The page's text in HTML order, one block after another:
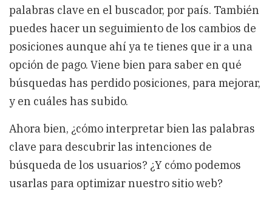
palabras clave en el buscador, por país. También
puedes hacer un seguimiento de los cambios de
posiciones aunque ahí ya te tienes que ir a una
opción de pago. Viene bien para saber en qué
búsquedas has perdido posiciones, para mejorar,
y en cuáles has subido.
Ahora bien, ¿cómo interpretar bien las palabras
clave para descubrir las intenciones de
búsqueda de los usuarios? ¿Y cómo podemos
usarlas para optimizar nuestro sitio web?